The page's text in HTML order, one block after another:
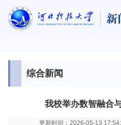
综合新闻
我校举办数智融合
更新时间：2026-05-13